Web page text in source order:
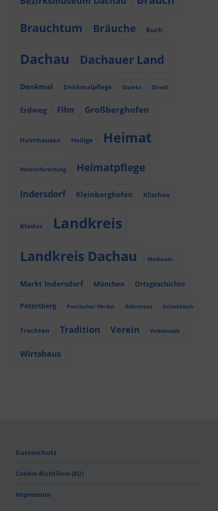
Brauchtum Bräuche Buch
Dachau Dachauer Land
Denkmal Denkmalpflege Dialekt Dirndl
Erdweg Film Großberghofen
Haimhausen Heilige Heimat
Heimatforschung Heimatpflege
Indersdorf Kleinberghofen Klischee
Kloster Landkreis
Landkreis Dachau Maibaum
Markt Indersdorf München Ortsgeschichte
Petersberg Poetischer Herbst Röhrmoos Schwäbisch
Trachten Tradition Verein Volksmusik
Wirtshaus
Datenschutz
Cookie-Richtlinie (EU)
Impressum